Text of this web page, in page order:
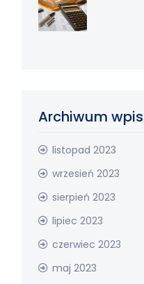
Archiwum
listopad 2023
wrzesień 2023
sierpień 2023
lipiec 2023
czerwiec 2023
maj 2023